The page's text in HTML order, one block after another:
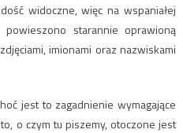
widoczne, więc na wspaniałej
starannie oprawioną
imionami oraz nazwiskami
jest to zagadnienie wymagające
o czym tu piszemy, otoczone jest